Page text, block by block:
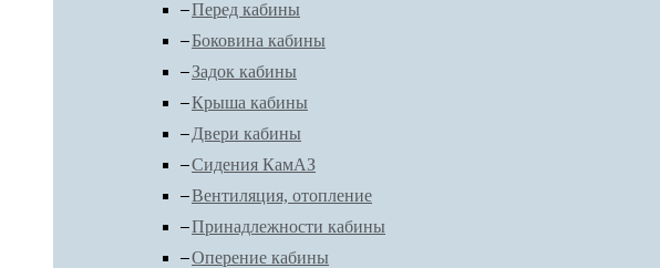
Перед кабины
Боковина кабины
Задок кабины
Крыша кабины
Двери кабины
Сидения КамАЗ
Вентиляция, отопление
Принадлежности кабины
Оперение кабины